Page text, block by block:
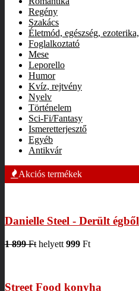
Regény
Szakács
Életmód, egészség, ezoterika,
Foglalkoztató
Mese
Leporello
Humor
Kvíz, rejtvény
Nyelv
Történelem
Sci-Fi/Fantasy
Ismeretterjesztő
Egyéb
Antikvár
Akciós termékek
Danielle Steel - Derült égből
1 899 Ft helyett 999 Ft
Street Food konyha